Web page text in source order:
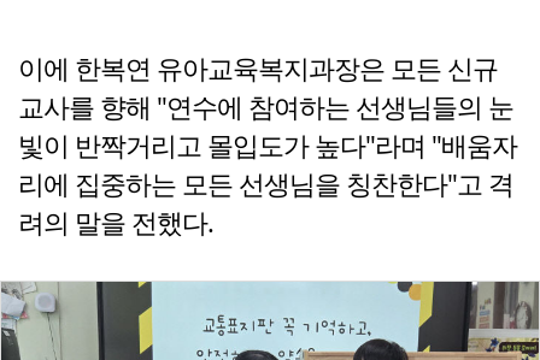
이에 한복연 유아교육복지과장은 모든 신규
교사를 향해 "연수에 참여하는 선생님들의 눈
빛이 반짝거리고 몰입도가 높다"라며 "배움자
리에 집중하는 모든 선생님을 칭찬한다"고 격
려의 말을 전했다.